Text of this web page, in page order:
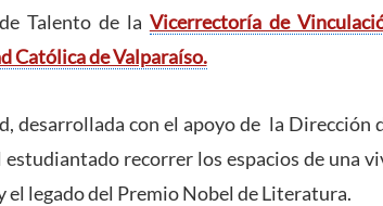
Talento de la Vicerrectoría de
Católica de Valparaíso.
desarrollada con el apoyo de la
recorrer los espacios de una
el legado del Premio Nobel de Literatura.